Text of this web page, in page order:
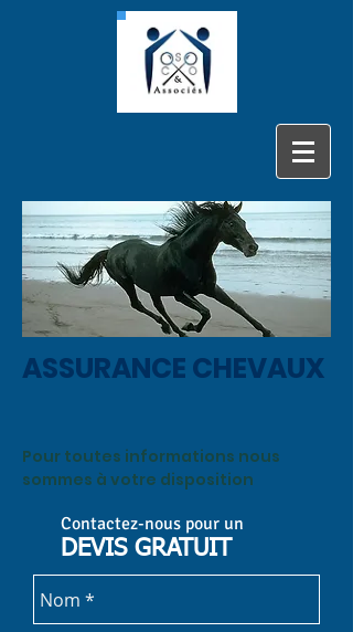
ASSURANCE CHEVAUX
Pour toutes informations nous
sommes à votre disposition
Contactez-nous pour un
DEVIS GRATUIT